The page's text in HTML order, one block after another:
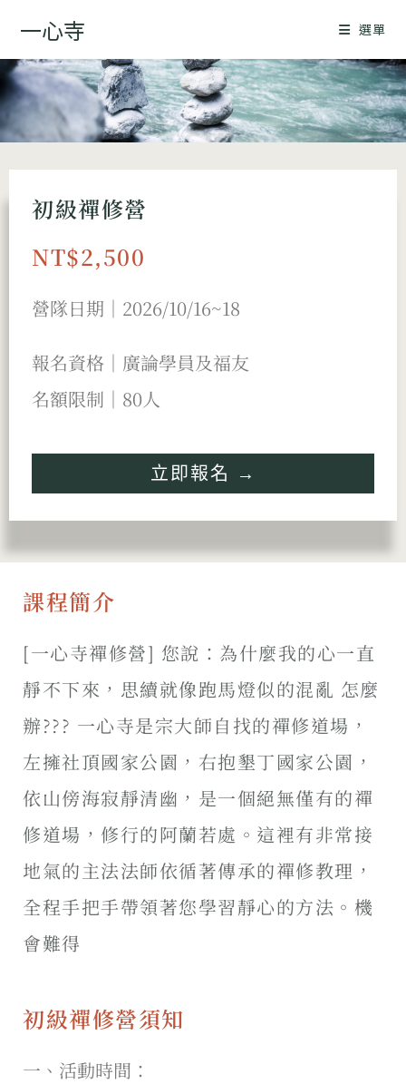
一心寺 選單
初級禪修營
NT$2,500
營隊日期｜2026/10/16~18
報名資格｜廣論學員及福友
名額限制｜80人
立即報名 →
課程簡介
[一心寺禪修營] 您說：為什麼我的心一直
靜不下來，思續就像跑馬燈似的混亂 怎麼
辦??? 一心寺是宗大師自找的禪修道場，
左擁社頂國家公園，右抱墾丁國家公園，
依山傍海寂靜清幽，是一個絕無僅有的禪
修道場，修行的阿蘭若處。這裡有非常接
地氣的主法法師依循著傳承的禪修教理，
全程手把手帶領著您學習靜心的方法。機
會難得
初級禪修營須知
一、活動時間：